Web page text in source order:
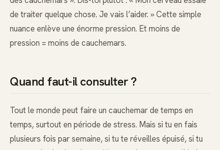
de traiter quelque chose. Je vais l’aider. » Cette simple
nuance enlève une énorme pression. Et moins de
pression = moins de cauchemars.
Quand faut-il consulter ?
Tout le monde peut faire un cauchemar de temps en
temps, surtout en période de stress. Mais si tu en fais
plusieurs fois par semaine, si tu te réveilles épuisé, si tu